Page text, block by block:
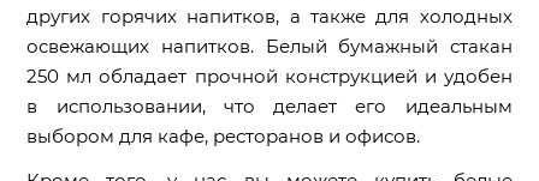
других горячих напитков, а также для холодных
освежающих напитков. Белый бумажный стакан
250 мл обладает прочной конструкцией и удобен
в использовании, что делает его идеальным
выбором для кафе, ресторанов и офисов.